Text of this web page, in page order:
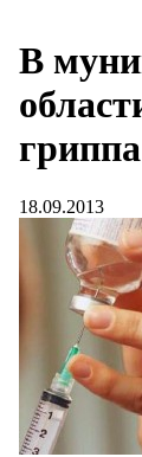
В
гриппа
18.09.2013